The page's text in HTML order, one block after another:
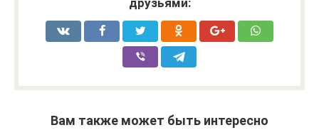
Вам также может быть интересно